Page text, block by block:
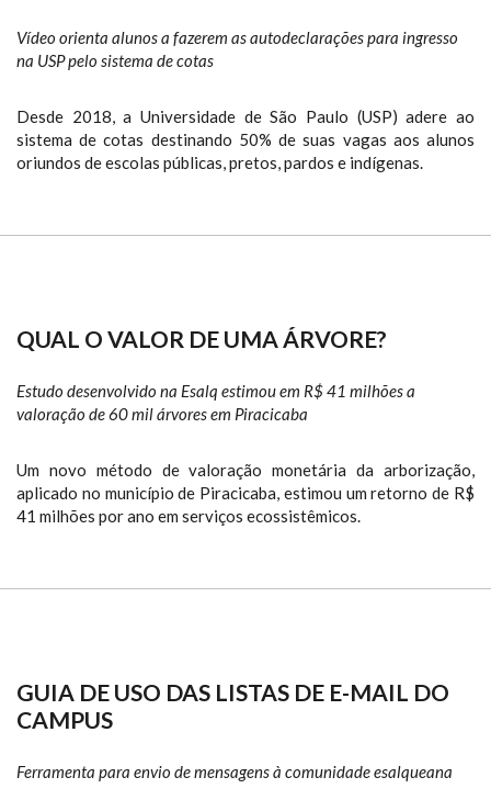
Vídeo orienta alunos a fazerem as autodeclarações para ingresso
na USP pelo sistema de cotas
Desde 2018, a Universidade de São Paulo (USP) adere ao
sistema de cotas destinando 50% de suas vagas aos alunos
oriundos de escolas públicas, pretos, pardos e indígenas.
QUAL O VALOR DE UMA ÁRVORE?
Estudo desenvolvido na Esalq estimou em R$ 41 milhões a
valoração de 60 mil árvores em Piracicaba
Um novo método de valoração monetária da arborização,
aplicado no município de Piracicaba, estimou um retorno de R$
41 milhões por ano em serviços ecossistêmicos.
GUIA DE USO DAS LISTAS DE E-MAIL DO
CAMPUS
Ferramenta para envio de mensagens à comunidade esalqueana